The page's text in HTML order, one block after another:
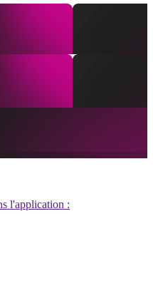
l'application :